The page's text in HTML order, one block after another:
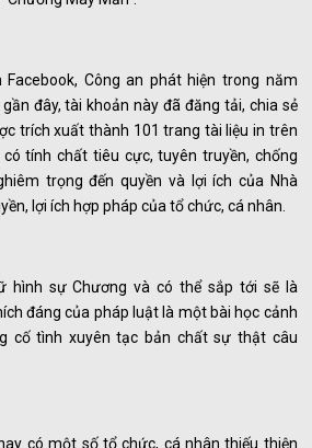
Công an phát hiện trong năm
đây, tài khoản này đã đăng tải, chia sẻ
trích xuất thành 101 trang tài liệu in trên
tính chất tiêu cực, tuyên truyền, chống
trọng đến quyền và lợi ích của Nhà
lợi ích hợp pháp của tổ chức, cá nhân.
hình sự Chương và có thể sắp tới sẽ là
đáng của pháp luật là một bài học cảnh
cố tình xuyên tạc bản chất sự thật câu
có một số tổ chức, cá nhân thiếu thiện